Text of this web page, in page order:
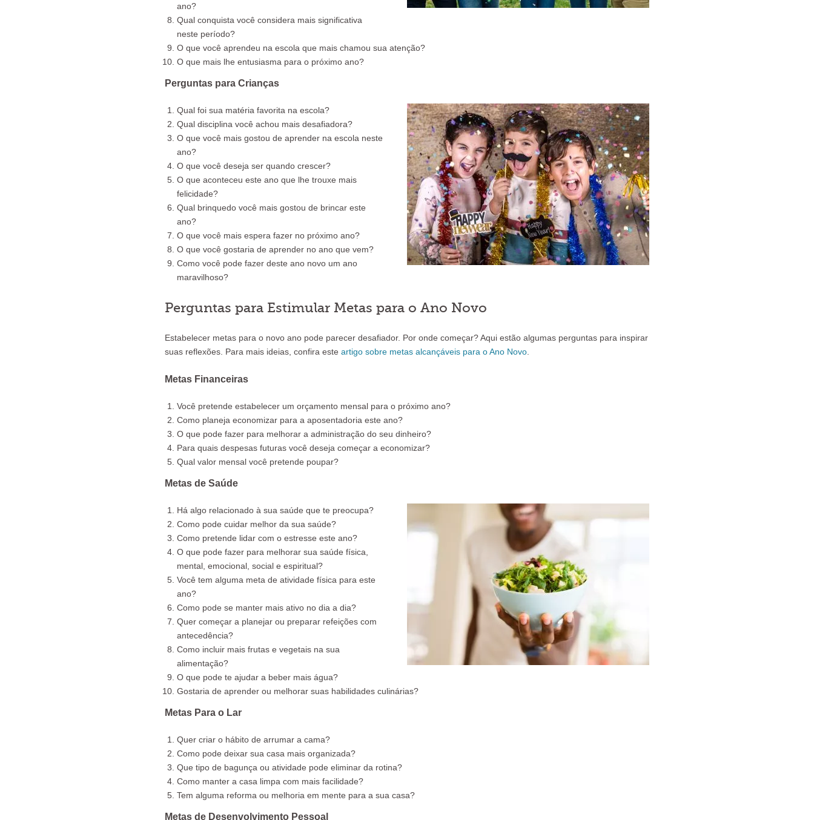
ano?
Qual conquista você considera mais significativa
neste período?
O que você aprendeu na escola que mais chamou sua atenção?
O que mais lhe entusiasma para o próximo ano?
Perguntas para Crianças
Qual foi sua matéria favorita na escola?
Qual disciplina você achou mais desafiadora?
O que você mais gostou de aprender na escola neste
ano?​
O que você deseja ser quando crescer?
O que aconteceu este ano que lhe trouxe mais
felicidade?
Qual brinquedo você mais gostou de brincar este
ano?
O que você mais espera fazer no próximo ano?
O que você gostaria de aprender no ano que vem?
Como você pode fazer deste ano novo um ano
maravilhoso?
Perguntas para Estimular Metas para o Ano Novo
Estabelecer metas para o novo ano pode parecer desafiador. Por onde começar? Aqui estão algumas perguntas para inspirar
suas reflexões. Para mais ideias, confira este artigo sobre metas alcançáveis para o Ano Novo
Metas Financeiras
Você pretende estabelecer um orçamento mensal para o próximo ano?
Como planeja economizar para a aposentadoria este ano?
O que pode fazer para melhorar a administração do seu dinheiro?​
Para quais despesas futuras você deseja começar a economizar?​
Qual valor mensal você pretende poupar?​
Metas de Saúde
Há algo relacionado à sua saúde que te preocupa?
Como pode cuidar melhor da sua saúde?
Como pretende lidar com o estresse este ano?
O que pode fazer para melhorar sua saúde física,
mental, emocional, social e espiritual?
Você tem alguma meta de atividade física para este
ano?
Como pode se manter mais ativo no dia a dia?
Quer começar a planejar ou preparar refeições com
antecedência?
Como incluir mais frutas e vegetais na sua
alimentação?
O que pode te ajudar a beber mais água?
Gostaria de aprender ou melhorar suas habilidades culinárias?
Metas Para o Lar
Quer criar o hábito de arrumar a cama?
Como pode deixar sua casa mais organizada?
Que tipo de bagunça ou atividade pode eliminar da rotina?
Como manter a casa limpa com mais facilidade?
Tem alguma reforma ou melhoria em mente para a sua casa?
Metas de Desenvolvimento Pessoal